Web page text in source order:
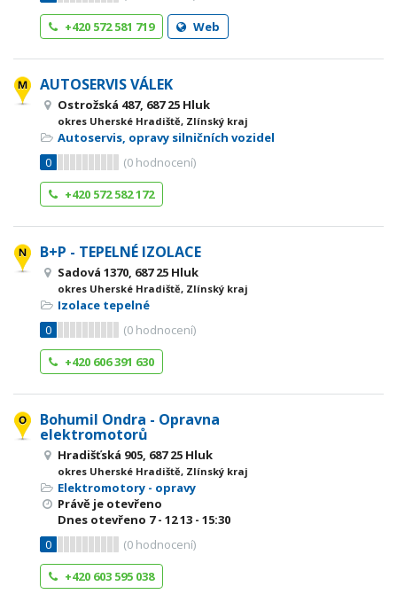
+420 572 581 719
Web
AUTOSERVIS VÁLEK
Ostrožská 487, 687 25 Hluk
okres Uherské Hradiště, Zlínský kraj
Autoservis, opravy silničních vozidel
0
(0 hodnocení)
+420 572 582 172
B+P - TEPELNÉ IZOLACE
Sadová 1370, 687 25 Hluk
okres Uherské Hradiště, Zlínský kraj
Izolace tepelné
0
(0 hodnocení)
+420 606 391 630
Bohumil Ondra - Opravna
elektromotorů
Hradišťská 905, 687 25 Hluk
okres Uherské Hradiště, Zlínský kraj
Elektromotory - opravy
Právě je otevřeno
Dnes otevřeno 7 - 1213 - 15:30
0
(0 hodnocení)
+420 603 595 038